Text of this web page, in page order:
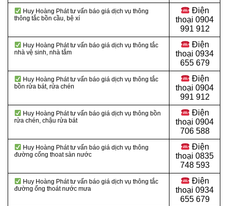
Huy Hoàng Phát tư vấn báo giá dịch vụ thông
thông tắc bồn cầu, bệ xí
Điện
thoại 0904
991 912
Huy Hoàng Phát tư vấn báo giá dịch vụ thông tắc
nhà vệ sinh, nhà tắm
Điện
thoại 0934
655 679
Huy Hoàng Phát tư vấn báo giá dịch vụ thông tắc
bồn rửa bát, rửa chén
Điện
thoại 0904
991 912
Huy Hoàng Phát tư vấn báo giá dịch vụ thông bồn
rửa chén, chậu rửa bát
Điện
thoại 0904
706 588
Huy Hoàng Phát tư vấn báo giá dịch vụ thông
đường cống thoat sàn nước
Điện
thoại 0835
748 593
Huy Hoàng Phát tư vấn báo giá dịch vụ thông tắc
đường ống thoát nước mưa
Điện
thoại 0934
655 679